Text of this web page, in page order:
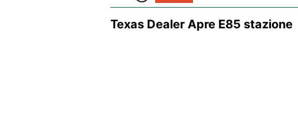
Texas Dealer Apre E85 stazione